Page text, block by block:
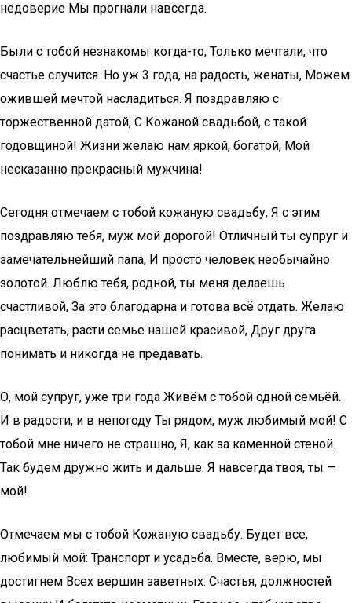
недоверие Мы прогнали навсегда.
Были с тобой незнакомы когда-то, Только мечтали, что
счастье случится. Но уж 3 года, на радость, женаты, Можем
ожившей мечтой насладиться. Я поздравляю с
торжественной датой, С Кожаной свадьбой, с такой
годовщиной! Жизни желаю нам яркой, богатой, Мой
несказанно прекрасный мужчина!
Сегодня отмечаем с тобой кожаную свадьбу, Я с этим
поздравляю тебя, муж мой дорогой! Отличный ты супруг и
замечательнейший папа, И просто человек необычайно
золотой. Люблю тебя, родной, ты меня делаешь
счастливой, За это благодарна и готова всё отдать. Желаю
расцветать, расти семье нашей красивой, Друг друга
понимать и никогда не предавать.
О, мой супруг, уже три года Живём с тобой одной семьёй.
И в радости, и в непогоду Ты рядом, муж любимый мой! С
тобой мне ничего не страшно, Я, как за каменной стеной.
Так будем дружно жить и дальше. Я навсегда твоя, ты —
мой!
Отмечаем мы с тобой Кожаную свадьбу. Будет все,
любимый мой: Транспорт и усадьба. Вместе, верю, мы
достигнем Всех вершин заветных: Счастья, должностей